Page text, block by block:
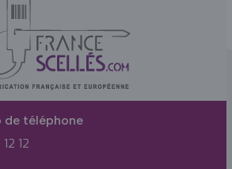
de téléphone
12